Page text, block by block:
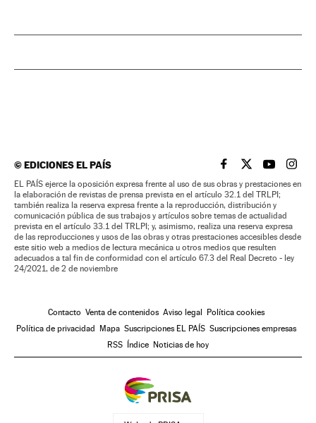
©EDICIONES EL PAÍS EL PAÍS BRASIL EN
EL PAÍSEL PAÍS
EL
EL PAÍS ejerce la oposición expresa frente al uso de sus obras y prestaciones en
la elaboración de revistas de prensa prevista en el artículo 32.1 del TRLPI;
también realiza la reserva expresa frente a la reproducción, distribución y
comunicación pública de sus trabajos y artículos sobre temas de actualidad
prevista en el artículo 33.1 del TRLPI; y, asimismo, realiza una reserva expresa
de las reproducciones y usos de las obras y otras prestaciones accesibles desde
este sitio web a medios de lectura mecánica u otros medios que resulten
adecuados a tal fin de conformidad con el artículo 67.3 del Real Decreto - ley
24/2021, de 2 de noviembre
Contacto Venta de contenidos Aviso legal
Política cookies
Política de privacidad
Mapa Suscripciones EL PAÍS Suscripciones empresas
RSS
Índice Noticias de hoy